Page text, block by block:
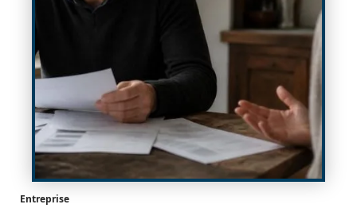
Entreprise